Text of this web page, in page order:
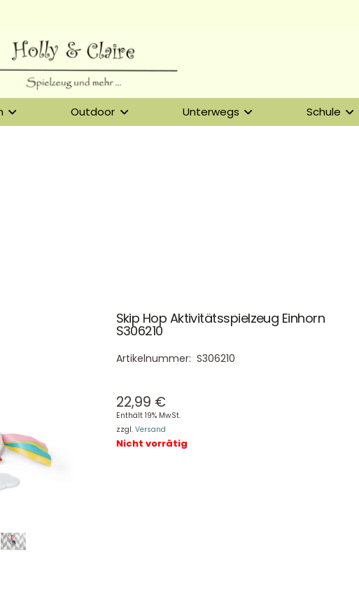
Outdoor Unterwegs Schule
Skip Hop Aktivitätsspielzeug Einhorn
S306210
Artikelnummer: S306210
22,99 €
Enthält 19% MwSt.
zzgl. Versand
Nicht vorrätig